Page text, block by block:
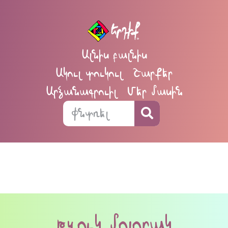
Ալնիս բալնիս
Ակուլ տուկուլ
Շարքեր
Արձանագրուիլ
Մեր մասին